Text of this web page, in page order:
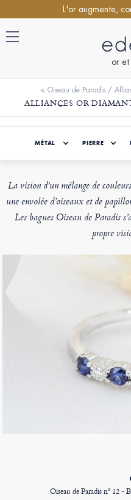
L'or augmente,
or et
< Oiseau de Paradis/
ALLIANCES OR
MÉTAL PIERRE
La vision d’un mélange de
une envolée d’oiseaux et de
Les bagues Oiseau de Paradis
propre
Oiseau de Paradis nº 12 -